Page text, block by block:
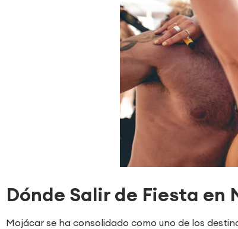
Dónde Salir de Fiesta en
Mojácar se ha consolidado como uno de los